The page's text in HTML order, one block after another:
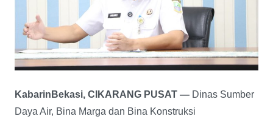
KabarinBekasi, CIKARANG PUSAT — Dinas Sumber
Daya Air, Bina Marga dan Bina Konstruksi